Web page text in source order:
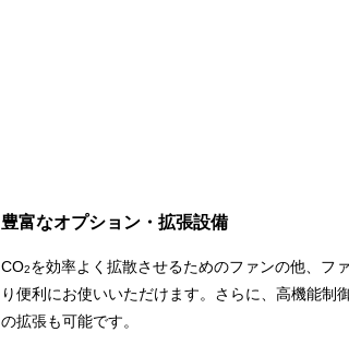
豊富なオプション・拡張設備
CO2を効率よく拡散させるためのファンの他、フ
り便利にお使いいただけます。さらに、高機能制
の拡張も可能です。